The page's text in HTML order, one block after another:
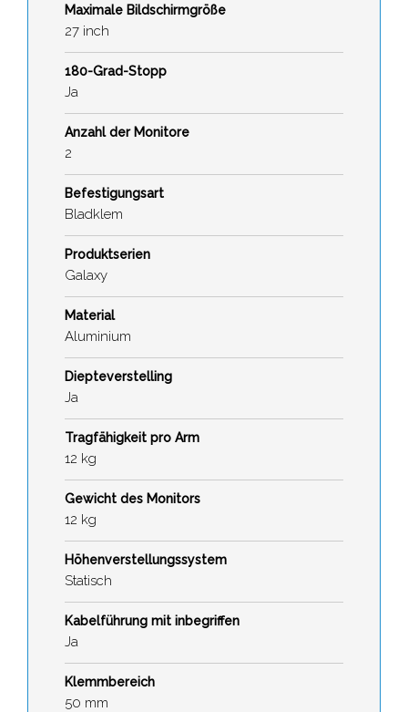
Maximale Bildschirmgröße
27 inch
180-Grad-Stopp
Ja
Anzahl der Monitore
2
Befestigungsart
Bladklem
Produktserien
Galaxy
Material
Aluminium
Diepteverstelling
Ja
Tragfähigkeit pro Arm
12 kg
Gewicht des Monitors
12 kg
Höhenverstellungssystem
Statisch
Kabelführung mit inbegriffen
Ja
Klemmbereich
50 mm